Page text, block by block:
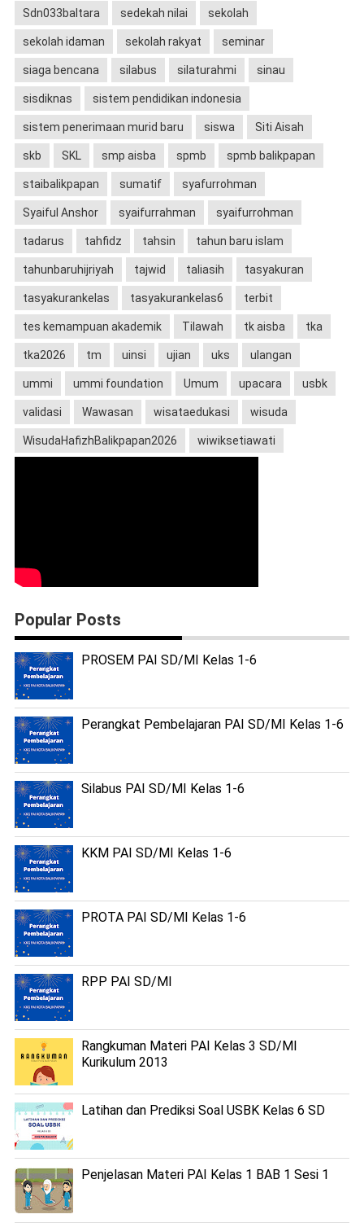
Sdn033baltara sedekah nilai sekolah
sekolah idaman sekolah rakyat seminar
siaga bencana silabus silaturahmi sinau
sisdiknas sistem pendidikan indonesia
sistem penerimaan murid baru siswa Siti Aisah
skb SKL smp aisba spmb spmb balikpapan
staibalikpapan sumatif syafurrohman
Syaiful Anshor syaifurrahman syaifurrohman
tadarus tahfidz tahsin tahun baru islam
tahunbaruhijriyah tajwid taliasih tasyakuran
tasyakurankelas tasyakurankelas6 terbit
tes kemampuan akademik Tilawah tk aisba tka
tka2026 tm uinsi ujian uks ulangan
ummi ummi foundation Umum upacara usbk
validasi Wawasan wisataedukasi wisuda
WisudaHafizhBalikpapan2026 wiwiksetiawati
Popular Posts
PROSEM PAI SD/MI Kelas 1-6
Perangkat Pembelajaran PAI SD/MI Kelas 1-6
Silabus PAI SD/MI Kelas 1-6
KKM PAI SD/MI Kelas 1-6
PROTA PAI SD/MI Kelas 1-6
RPP PAI SD/MI
Rangkuman Materi PAI Kelas 3 SD/MI
Kurikulum 2013
Latihan dan Prediksi Soal USBK Kelas 6 SD
Penjelasan Materi PAI Kelas 1 BAB 1 Sesi 1